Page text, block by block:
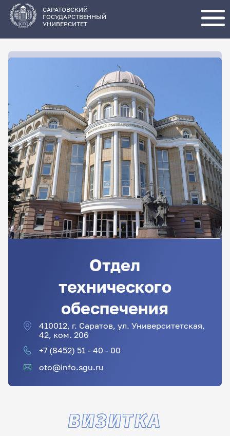
основному
содержанию
САРАТОВСКИЙ
ГОСУДАРСТВЕННЫЙ
УНИВЕРСИТЕТ
Отдел
технического
обеспечения
410012, г. Саратов, ул. Университетская,
42, ком. 206
+7 (8452) 51 - 40 - 00
oto@info.sgu.ru
ВИЗИТКА